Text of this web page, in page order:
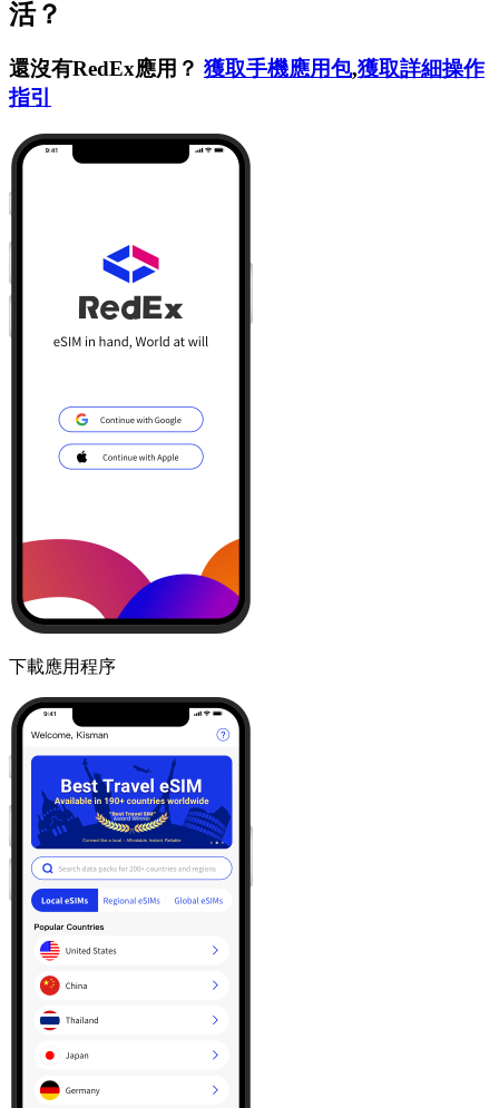
活？
還沒有RedEx應用？ 獲取手機應用包,獲取詳細操作
指引
下載應用程序